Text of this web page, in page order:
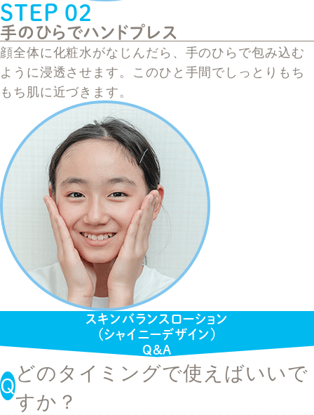
STEP 02
手のひらでハンドプレス
顔全体に化粧水がなじんだら、手のひらで包み込む
ように浸透させます。このひと手間でしっとりもち
もち肌に近づきます。
スキンバランスローション
（シャイニーデザイン）
Q&A
どのタイミングで使えばいいで
すか？